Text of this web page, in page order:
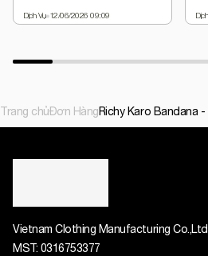
Dịch Vụ 12/06/2026 09:09
Trang chủĐơn HàngRichy Karo Bandana
Vietnam Clothing Manufacturing Co.,Ltd
MST: 0316753377